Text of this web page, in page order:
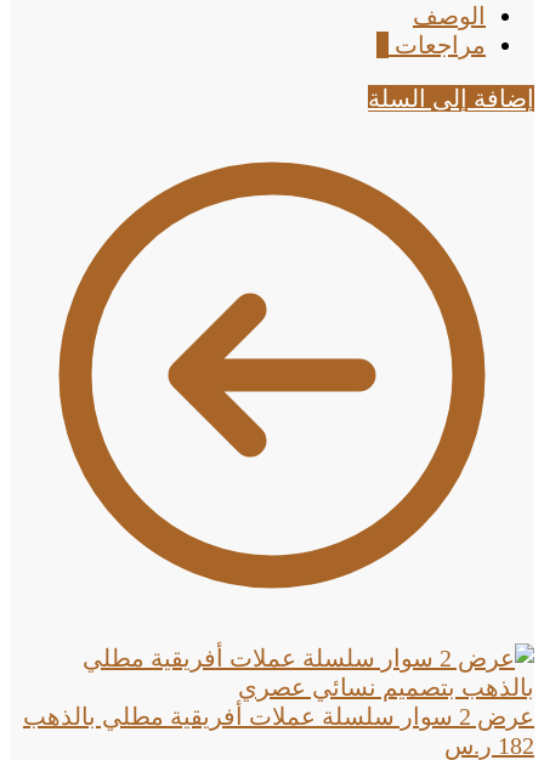
الوصف
مراجعات
إضافة إلى السلة
عرض 2 سوار سلسلة عملات أفريقية مطلي بالذهب
182 ر.س